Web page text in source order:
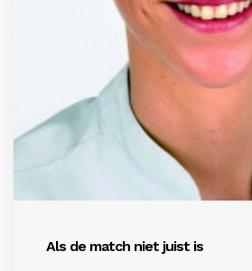
Als de match niet juist is